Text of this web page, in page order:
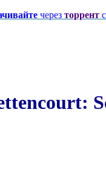
через торрент